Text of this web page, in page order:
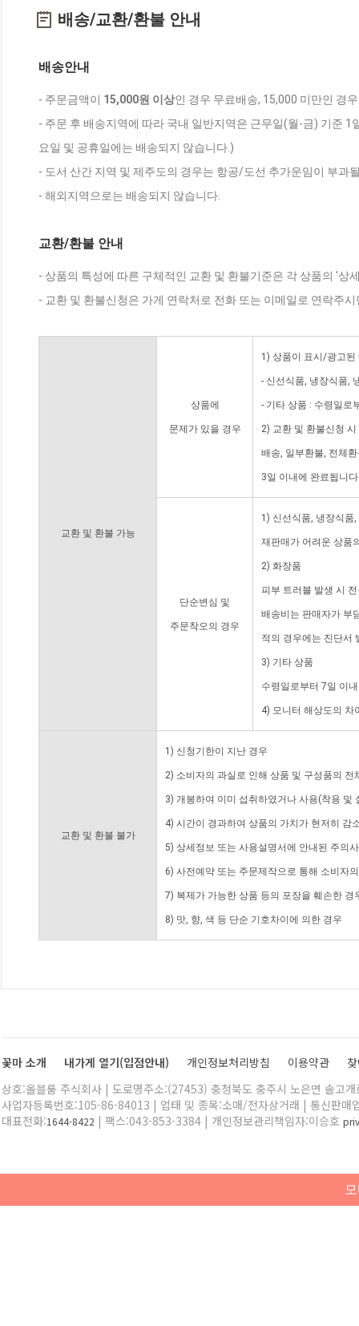
배송/교환/환불 안내
배송안내
- 주문금액이 15,000원 이상인 경우 무료배송, 15,000 미만인 경
- 주문 후 배송지역에 따라 국내 일반지역은 근무일(월-금) 기준
요일 및 공휴일에는 배송되지 않습니다.)
- 도서 산간 지역 및 제주도의 경우는 항공/도선 추가운임이 부과
- 해외지역으로는 배송되지 않습니다.
교환/환불 안내
- 상품의 특성에 따른 구체적인 교환 및 환불기준은 각 상품의 '상
- 교환 및 환불신청은 가게 연락처로 전화 또는 이메일로 연락주
교환 및 환불 가능
상품에
문제가 있을 경우
1) 상품이 표시/광고된
- 신선식품, 냉장식품,
- 기타 상품 : 수령일로
2) 교환 및 환불신청
배송, 일부환불, 전체
3일 이내에 완료됩니
단순변심 및
주문착오의 경우
1) 신선식품, 냉장식품
재판매가 어려운 상품
2) 화장품
피부 트러블 발생 시
배송비는 판매자가 부
적의 경우에는 진단서
3) 기타 상품
수령일로부터 7일 이
4) 모니터 해상도의 차
교환 및 환불 불가
1) 신청기한이 지난 경우
2) 소비자의 과실로 인해 상품 및 구성품의
3) 개봉하여 이미 섭취하였거나 사용(착용 및
4) 시간이 경과하여 상품의 가치가 현저히 감
5) 상세정보 또는 사용설명서에 안내된 주의
6) 사전예약 또는 주문제작으로 통해 소비자
7) 복제가 가능한 상품 등의 포장을 훼손한 경
8) 맛, 향, 색 등 단순 기호차이에 의한 경우
꽃마 소개 내가게 열기(입점안내) 개인정보처리방침 이용약관
상호:올블룸 주식회사 | 도로명주소:(27453) 충청북도 충주시 노은면 솔고
사업자등록번호:105-86-84013 | 업태 및 종목:소매/전자상거래 | 통신판매
대표전화:1644-8422 | 팩스:043-853-3384 | 개인정보관리책임자:이승호